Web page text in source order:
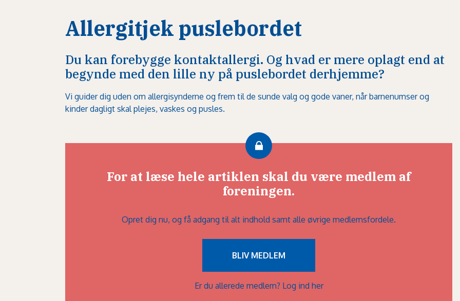
Allergitjek puslebordet
Du kan forebygge kontaktallergi. Og hvad er mere oplagt end at
begynde med den lille ny på puslebordet derhjemme?
Vi guider dig uden om allergisynderne og frem til de sunde valg og gode vaner, når barnenumser og
kinder dagligt skal plejes, vaskes og pusles.
For at læse hele artiklen skal du være medlem af
foreningen.
Opret dig nu, og få adgang til alt indhold samt alle øvrige medlemsfordele.
BLIV MEDLEM
Er du allerede medlem? Log ind her